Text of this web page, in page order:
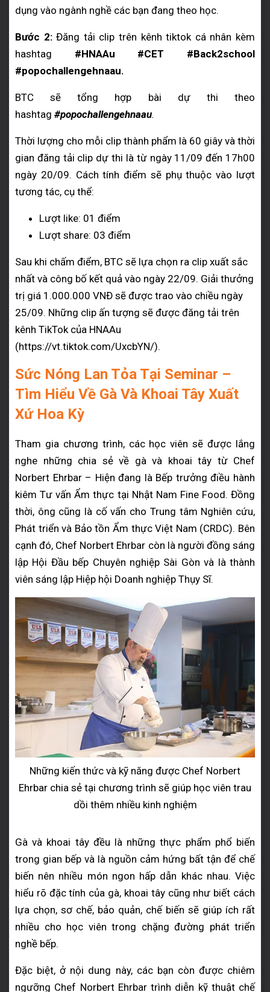
dụng vào ngành nghề các bạn đang theo học.
Bước 2:Đăng tải clip trên kênh tiktok cá nhân kèm
hashtag #HNAAu #CET #Back2school
#popochallengehnaau.
BTC sẽ tổng hợp bài dự thi theo
hashtag #popochallengehnaau.
Thời lượng cho mỗi clip thành phẩm là 60 giây và thời
gian đăng tải clip dự thi là từ ngày 11/09 đến 17h00
ngày 20/09. Cách tính điểm sẽ phụ thuộc vào lượt
tương tác, cụ thể:
Lượt like: 01 điểm
Lượt share: 03 điểm
Sau khi chấm điểm, BTC sẽ lựa chọn ra clip xuất sắc
nhất và công bố kết quả vào ngày 22/09. Giải thưởng
trị giá 1.000.000 VNĐ sẽ được trao vào chiều ngày
25/09. Những clip ấn tượng sẽ được đăng tải trên
kênh TikTok của HNAAu
(https://vt.tiktok.com/UxcbYN/).
Sức Nóng Lan Tỏa Tại Seminar –
Tìm Hiểu Về Gà Và Khoai Tây Xuất
Xứ Hoa Kỳ
Tham gia chương trình, các học viên sẽ được lắng
nghe những chia sẻ về gà và khoai tây từ Chef
Norbert Ehrbar – Hiện đang là Bếp trưởng điều hành
kiêm Tư vấn Ẩm thực tại Nhật Nam Fine Food. Đồng
thời, ông cũng là cố vấn cho Trung tâm Nghiên cứu,
Phát triển và Bảo tồn Ẩm thực Việt Nam (CRDC). Bên
cạnh đó, Chef Norbert Ehrbar còn là người đồng sáng
lập Hội Đầu bếp Chuyên nghiệp Sài Gòn và là thành
viên sáng lập Hiệp hội Doanh nghiệp Thụy Sĩ.
Những kiến thức và kỹ năng được Chef Norbert
Ehrbar chia sẻ tại chương trình sẽ giúp học viên trau
dồi thêm nhiều kinh nghiệm
Gà và khoai tây đều là những thực phẩm phổ biến
trong gian bếp và là nguồn cảm hứng bất tận để chế
biến nên nhiều món ngon hấp dẫn khác nhau. Việc
hiểu rõ đặc tính của gà, khoai tây cũng như biết cách
lựa chọn, sơ chế, bảo quản, chế biến sẽ giúp ích rất
nhiều cho học viên trong chặng đường phát triển
nghề bếp.
Đặc biệt, ở nội dung này, các bạn còn được chiêm
ngưỡng Chef Norbert Ehrbar trình diễn kỹ thuật chế